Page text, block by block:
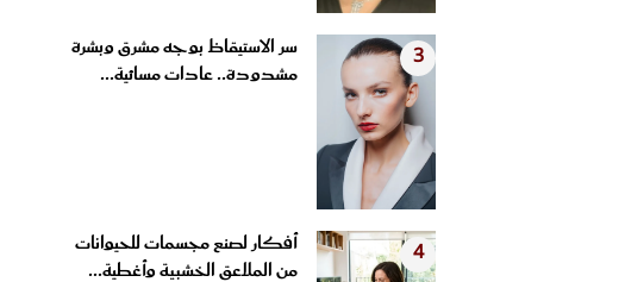
3
سر الاستيقاظ بوجه مشرق وبشرة
مشدودة.. عادات مسائية...
4
أفكار لصنع مجسمات للحيوانات
من الملاعق الخشبية وأغطية...